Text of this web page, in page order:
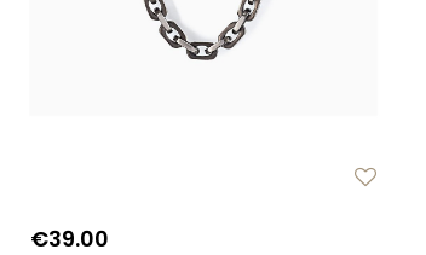
€39.00